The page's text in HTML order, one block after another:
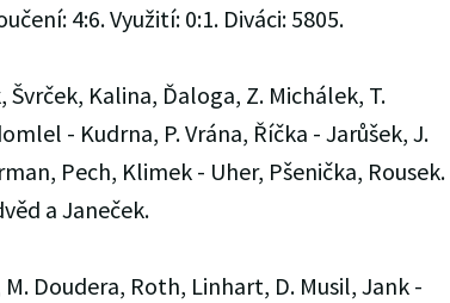
4:6. Využití: 0:1. Diváci: 5805.
Švrček, Kalina, Ďaloga, Z. Michálek, T.
- Kudrna, P. Vrána, Říčka - Jarůšek, J.
Pech, Klimek - Uher, Pšenička, Rousek.
a Janeček.
Doudera, Roth, Linhart, D. Musil, Jank -